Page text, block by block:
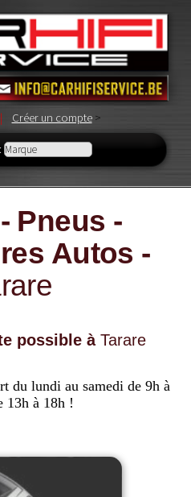
| Créer un compte>
Pneus -
Autos -
possible à Tarare
du lundi au samedi de 9h à
13h à 18h !